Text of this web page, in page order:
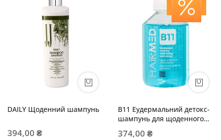
DAILY Щоденний шампунь
394,00 ₴
B11 Еудермальний детокс-
шампунь для щоденного
374,00 ₴